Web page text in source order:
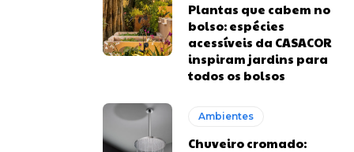
Plantas que cabem no
bolso: espécies
acessíveis da CASACOR
inspiram jardins para
todos os bolsos
Ambientes
Chuveiro cromado: